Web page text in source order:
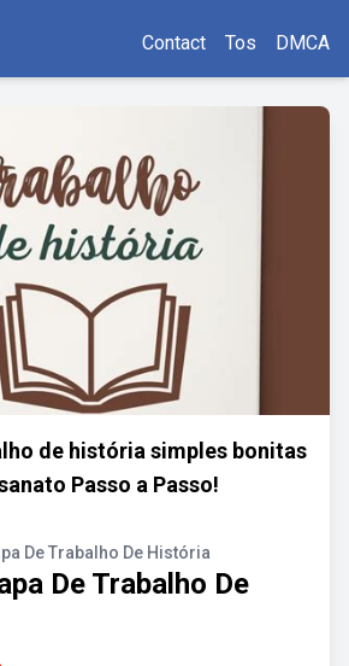
Contact Tos DMCA
de história simples bonitas
Passo a Passo!
De Trabalho De História
De Trabalho De